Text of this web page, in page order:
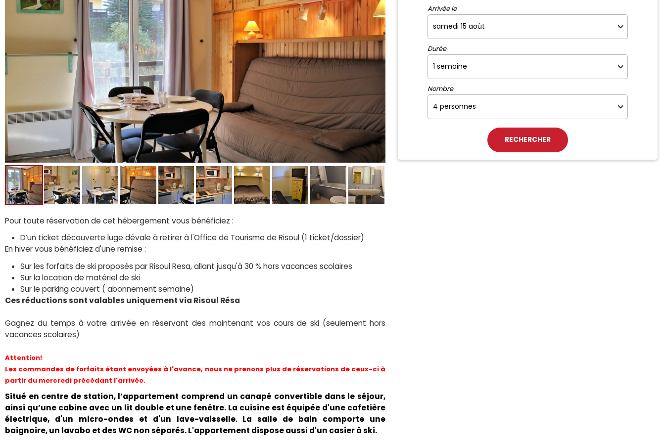
Arrivée le
Durée
Nombre
Pour toute réservation de cet hébergement vous bénéficiez :
D’un ticket découverte luge dévale à retirer à l'Office de Tourisme de Risoul (1 ticket/dossier)
En hiver vous bénéficiez d'une remise :
Sur les forfaits de ski proposés par Risoul Resa, allant jusqu'à 30 % hors vacances scolaires
Sur la location de matériel de ski
Sur le parking couvert ( abonnement semaine)
Ces réductions sont valables uniquement via Risoul Résa
Gagnez du temps à votre arrivée en réservant des maintenant vos cours de ski (seulement hors
vacances scolaires)
Attention!
Les commandes de forfaits étant envoyées à l'avance, nous ne prenons plus de réservations de ceux-ci à
partir du mercredi précédant l'arrivée.
Situé en centre de station, l’appartement comprend un canapé convertible dans le séjour,
ainsi qu’une cabine avec un lit double et une fenêtre. La cuisine est équipée d'une cafetière
électrique, d'un micro-ondes et d'un lave-vaisselle. La salle de bain comporte une
baignoire, un lavabo et des WC non séparés. L'appartement dispose aussi d'un casier à ski.